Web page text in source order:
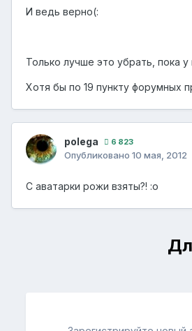
И ведь верно(:
Только лучше это убрать, пока
Хотя бы по 19 пункту форумных
polega 6 823
Опубликовано 10 мая, 2012
С аватарки рожи взяты?! :о